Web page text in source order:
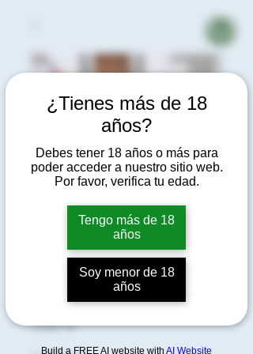
¿Tienes más de 18
años?
Debes tener 18 años o más para
poder acceder a nuestro sitio web.
Por favor, verifica tu edad.
Tengo más de 18
años
Soy menor de 18
años
Build a FREE AI website with AI Website
Zing Energy
drink
4,90 €Precio